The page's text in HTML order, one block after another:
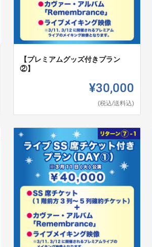
【プレミアムグッズ付きプラン
②】
¥30,000
(税込/送料込)